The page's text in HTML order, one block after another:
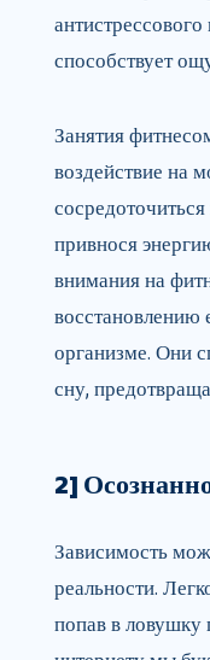
способствует
Занятия
воздействие на
привнося
внимания на
восстановлению
организме. Они
сну,
2]
Зависимость
реальности.
попав в ловушку